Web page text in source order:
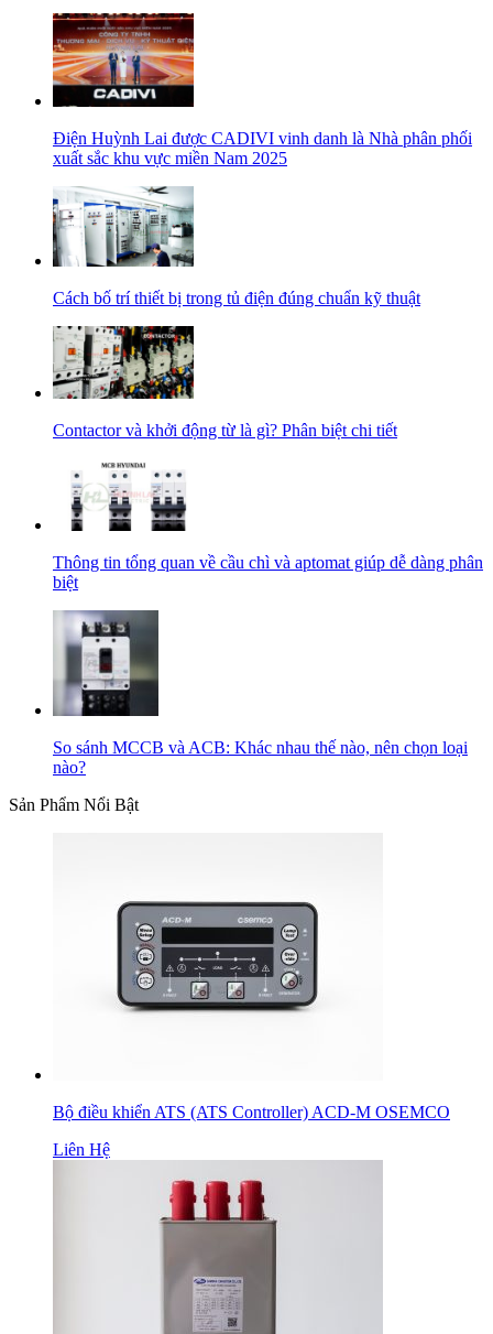
Điện Huỳnh Lai được CADIVI vinh danh là Nhà phân phối
xuất sắc khu vực miền Nam 2025
Cách bố trí thiết bị trong tủ điện đúng chuẩn kỹ thuật
Contactor và khởi động từ là gì? Phân biệt chi tiết
Thông tin tổng quan về cầu chì và aptomat giúp dễ dàng phân
biệt
So sánh MCCB và ACB: Khác nhau thế nào, nên chọn loại
nào?
Sản Phẩm Nổi Bật
Bộ điều khiển ATS (ATS Controller) ACD-M OSEMCO
Liên Hệ